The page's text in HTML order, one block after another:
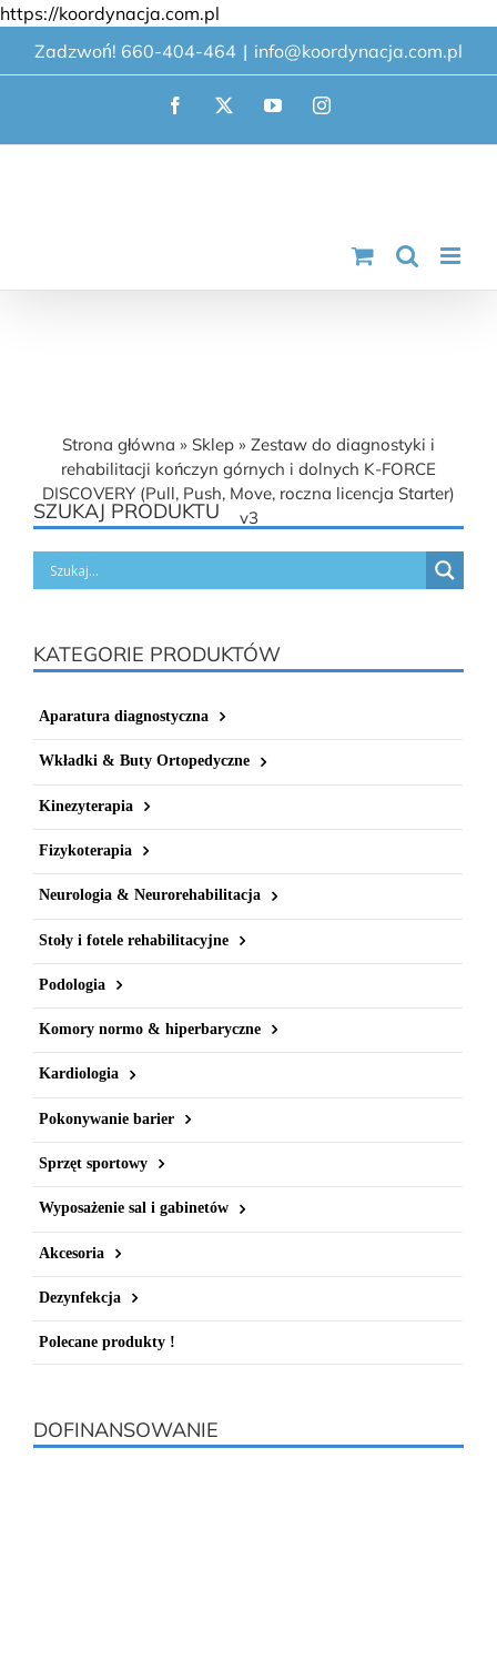
https://koordynacja.com.pl
do
zawartości
Zadzwoń! 660-404-464 | info@koordynacja.com.pl
Facebook
X YouTubeInstagram
Strona główna » Sklep » Zestaw do diagnostyki i
rehabilitacji kończyn górnych i dolnych K-FORCE
DISCOVERY (Pull, Push, Move, roczna licencja Starter)
v3
SZUKAJ PRODUKTU
KATEGORIE PRODUKTÓW
Aparatura diagnostyczna
Wkładki & Buty Ortopedyczne
Kinezyterapia
Fizykoterapia
Neurologia & Neurorehabilitacja
Stoły i fotele rehabilitacyjne
Podologia
Komory normo & hiperbaryczne
Kardiologia
Pokonywanie barier
Sprzęt sportowy
Wyposażenie sal i gabinetów
Akcesoria
Dezynfekcja
Polecane produkty !
DOFINANSOWANIE